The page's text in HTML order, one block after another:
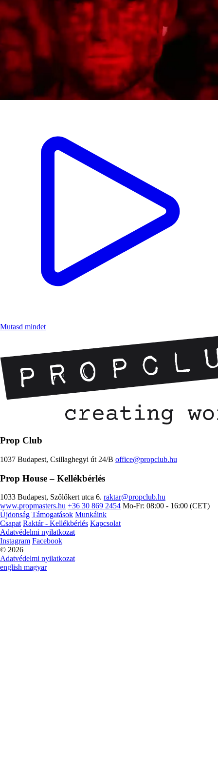
Mutasd mindet
Prop Club
1037 Budapest, Csillaghegyi út 24/B office@propclub.hu
Prop House– Kellékbérlés
1033 Budapest, Szőlőkert utca 6. raktar@propclub.hu
www.propmasters.hu +36 30 869 2454 Mo-Fr: 08:00 - 16:00 (CET)
Újdonság Támogatások Munkáink
Csapat Raktár - Kellékbérlés Kapcsolat
Adatvédelmi nyilatkozat
Instagram Facebook
© 2026
Adatvédelmi nyilatkozat
english magyar